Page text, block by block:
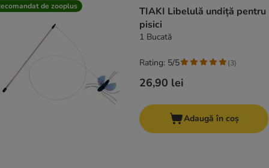
de zooplus
TIAKI Libelulă undiță pentru
pisici
1 Bucată
26,90 lei
Rating: 5/5 (3)
Adaugă în coș